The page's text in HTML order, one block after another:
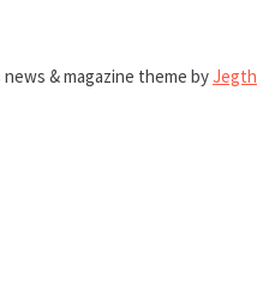
& magazine theme by